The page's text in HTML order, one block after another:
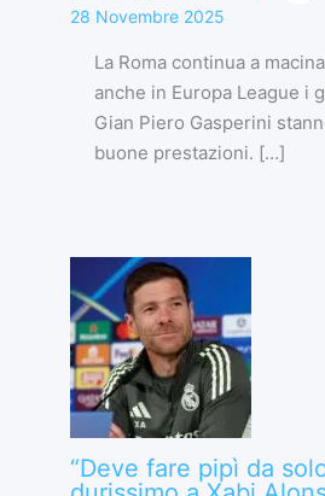
28 Novembre 2025
La Roma continua a
anche in Europa League i
Gian Piero Gasperini
buone prestazioni. […]
“Deve fare pipì da